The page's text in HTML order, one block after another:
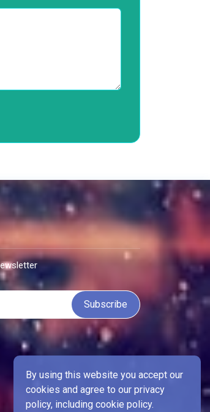
Subscribe
By using this website you accept our
cookies and agree to our privacy
policy, including cookie policy.